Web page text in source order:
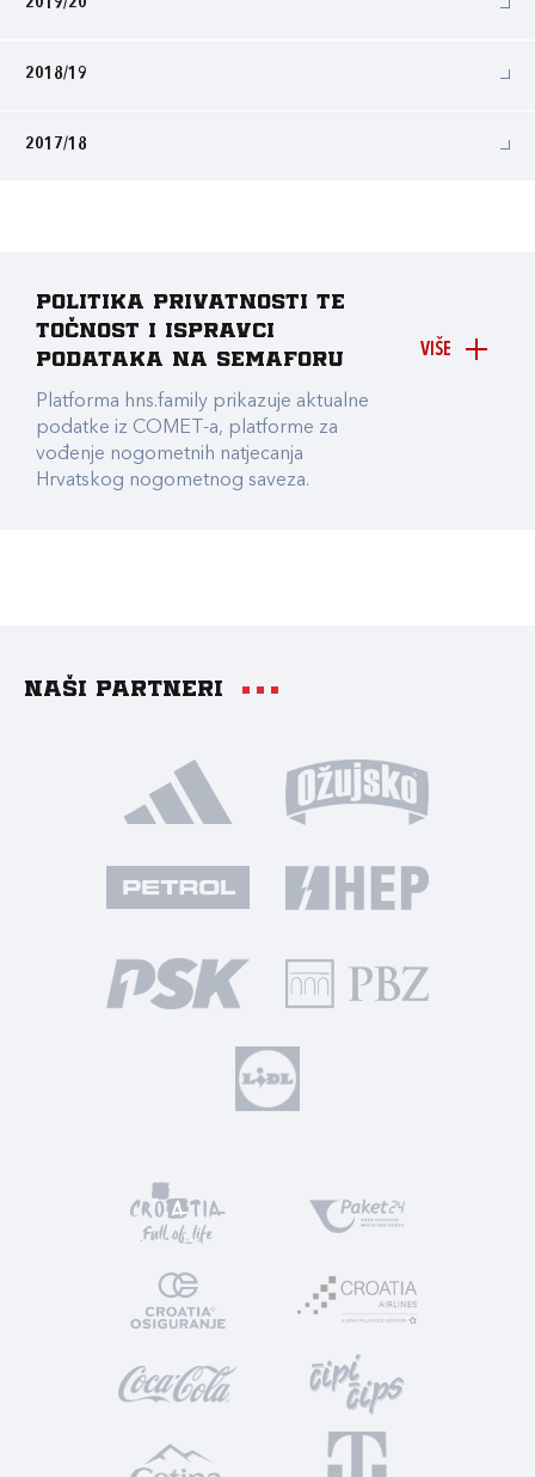
2019/20
2018/19
2017/18
VIŠE
Politika privatnosti te
točnost i ispravci
podataka na Semaforu
Platforma hns.family prikazuje aktualne
podatke iz COMET-a, platforme za
vođenje nogometnih natjecanja
Hrvatskog nogometnog saveza.
Naši partneri